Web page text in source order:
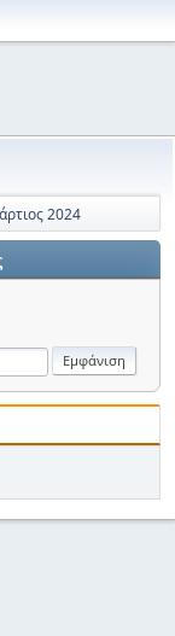
2024